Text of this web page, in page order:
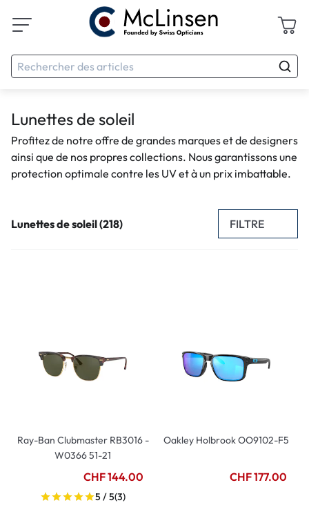
Lunettes de soleil
Profitez de notre offre de grandes marques et de designers
ainsi que de nos propres collections. Nous garantissons une
protection optimale contre les UV et à un prix imbattable.
Lunettes de soleil (218) FILTRE
Ray-Ban Clubmaster RB3016 -
W0366 51-21
CHF 144.00
5 / 5(3)
Oakley Holbrook OO9102-F5
CHF 177.00